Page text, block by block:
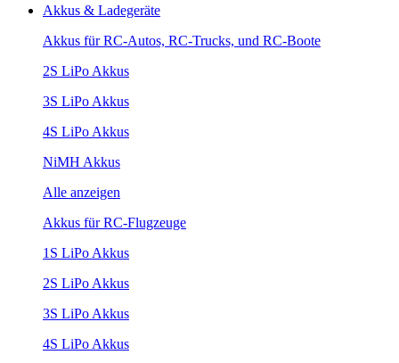
Akkus & Ladegeräte
Akkus für RC-Autos, RC-Trucks, und RC-Boote
2S LiPo Akkus
3S LiPo Akkus
4S LiPo Akkus
NiMH Akkus
Alle anzeigen
Akkus für RC-Flugzeuge
1S LiPo Akkus
2S LiPo Akkus
3S LiPo Akkus
4S LiPo Akkus